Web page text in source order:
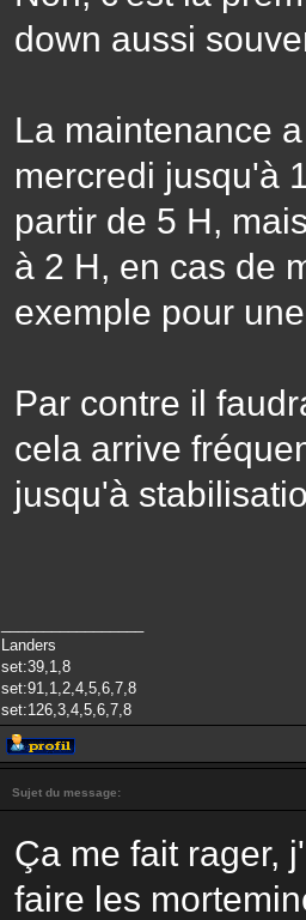
down aussi
La maintenance
mercredi jusqu'à
partir de 5 H,
à 2 H, en cas de
exemple pour
Par contre il
cela arrive
jusqu'à
Landers
set:39,1,8
set:91,1,2,4,5,6,7,8
set:126,3,4,5,6,7,8
Sujet du message:
Ça me fait rager,
faire les